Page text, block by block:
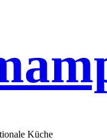
Küche